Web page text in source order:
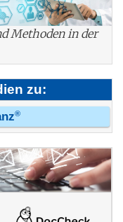
Methoden in der
zu:
®